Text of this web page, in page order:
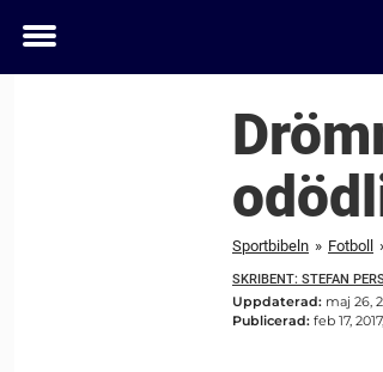
Toggle
Sportbibeln » Fotboll
SKRIBENT: STEFAN
Uppdaterad: maj 26,
Publicerad: feb 17,